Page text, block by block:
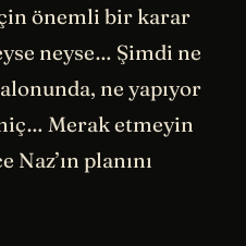
önemli bir karar
neyse… Şimdi ne
ne yapıyor
Merak etmeyin
Naz’ın planını